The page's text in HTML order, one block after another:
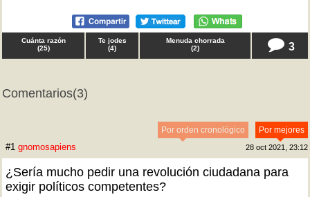
Cuánta razón
(25)
Te jodes
(4)
Menuda chorrada
(2) 3
Comentarios(3)
Por mejores
Por orden cronológico
#1 gnomosapiens 28 oct 2021, 23:12
¿Sería mucho pedir una revolución ciudadana para
exigir políticos competentes?